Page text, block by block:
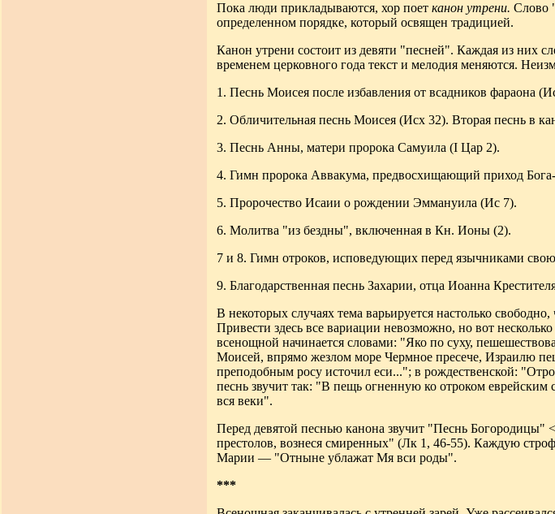
Пока люди прикладываются, хор поет канон утрени. Слово
определенном порядке, который освящен традицией.
Канон утрени состоит из девяти "песней". Каждая из них
временем церковного года текст и мелодия меняются.
1. Песнь Моисея после избавления от всадников фараона
2. Обличительная песнь Моисея (Исх 32). Вторая песнь в
3. Песнь Анны, матери пророка Самуила (I Цар 2).
4. Гимн пророка Аввакума, предвосхищающий приход
5. Пророчество Исаии о рождении Эммануила (Ис 7).
6. Молитва "из бездны", включенная в Кн. Ионы (2).
7 и 8. Гимн отроков, исповедующих перед язычниками
9. Благодарственная песнь Захарии, отца Иоанна
В некоторых случаях тема варьируется настолько
Привести здесь все вариации невозможно, но вот
всенощной начинается словами: "Яко по суху,
Моисей, впрямо жезлом море Чермное пресече, Израилю
преподобным росу источил еси..."; в рождественской:
песнь звучит так: "В пещь огненную ко отроком
вся веки".
Перед девятой песнью канона звучит "Песнь Богородицы"
престолов, вознеся смиренных" (Лк 1, 46-55). Каждую
Марии — "Отныне ублажат Мя вси роды".
***